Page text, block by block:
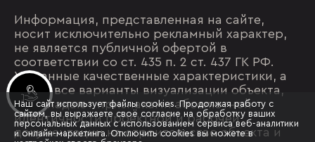
Инвестиционные лоты
Информация, представленная на сайте,
носит исключительно рекламный характер,
не является публичной офертой в
соответствии со ст. 435 п. 2 ст. 437 ГК РФ.
Указанные качественные характеристики, а
также все варианты визуализации объекта,
не обладают признаками абсолютной
идентичности проектной и рабочей
документации на строительство объекта и
Наш сайт использует файлы cookies. Продолжая работу с
сайтом, вы выражаете своё согласие на обработку ваших
персональных данных с использованием сервиса веб-аналитики
и онлайн-маркетинга. Отключить cookies вы можете в